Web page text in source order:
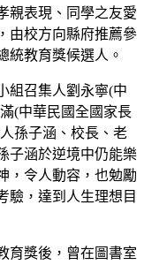
親表現、同學之友愛
由校方向縣府推薦參
統教育獎候選人。
組召集人劉永寧(中
(中華民國全國家長
孫子涵、校長、老
子涵於逆境中仍能樂
，令人動容，也勉勵
驗，達到人生理想目
育獎後，曾在圖書室